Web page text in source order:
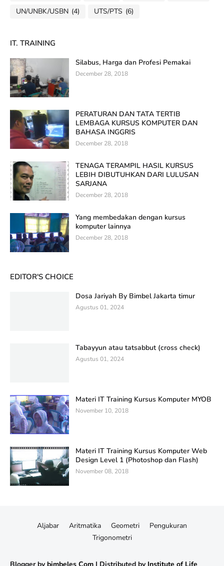
UN/UNBK/USBN (4) UTS/PTS (6)
IT. TRAINING
Silabus, Harga dan Profesi Pemakai
December 28, 2018
PERATURAN DAN TATA TERTIB
LEMBAGA KURSUS KOMPUTER DAN
BAHASA INGGRIS
December 28, 2018
TENAGA TERAMPIL HASIL KURSUS
LEBIH DIBUTUHKAN DARI LULUSAN
SARJANA
December 28, 2018
Yang membedakan dengan kursus
komputer lainnya
December 28, 2018
EDITOR'S CHOICE
Dosa Jariyah By Bimbel Jakarta timur
Agustus 01, 2024
Tabayyun atau tatsabbut (cross check)
Agustus 01, 2024
Materi IT Training Kursus Komputer MYOB
November 10, 2018
Materi IT Training Kursus Komputer Web
Design Level 1 (Photoshop dan Flash)
November 08, 2018
Aljabar Aritmatika Geometri
Pengukuran
Trigonometri